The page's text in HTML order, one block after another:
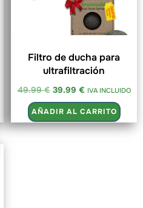
Filtro de ducha para
ultrafiltración
49.99€ 39.99 € IVA INCLUIDO
AÑADIR AL CARRITO